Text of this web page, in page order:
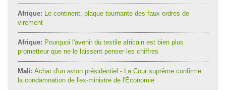
Afrique: Le continent, plaque tournante des faux ordres de
virement
Afrique: Pourquoi l'avenir du textile africain est bien plus
prometteur que ne le laissent penser les chiffres
Mali: Achat d'un avion présidentiel - La Cour suprême confirme
la condamnation de l'ex-ministre de l'Économie